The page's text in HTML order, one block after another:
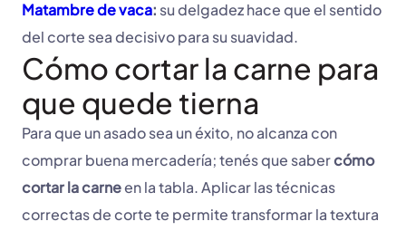
Matambre de vaca: su delgadez hace que el sentido
del corte sea decisivo para su suavidad.
Cómo cortar la carne para
que quede tierna
Para que un asado sea un éxito, no alcanza con
comprar buena mercadería; tenés que sabercómo
cortar la carneen la tabla. Aplicar las técnicas
correctas de corte te permite transformar la textura